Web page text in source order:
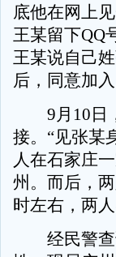
底他在网上
王某留下QQ
王某说自己
后，同意加入
9月10日，
接。“见张某
人在石家庄
州。而后，
时左右，两人
经民警查